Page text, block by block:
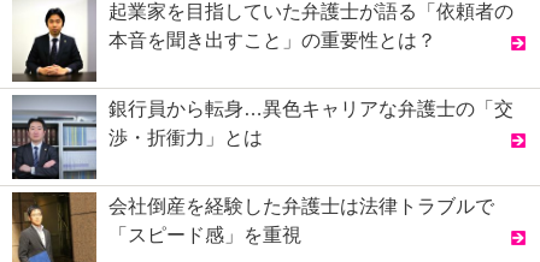
起業家を目指していた弁護士が語る「依頼者の
本音を聞き出すこと」の重要性とは？
銀行員から転身…異色キャリアな弁護士の「交
渉・折衝力」とは
会社倒産を経験した弁護士は法律トラブルで
「スピード感」を重視